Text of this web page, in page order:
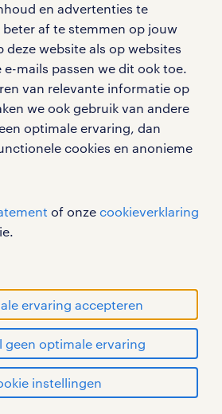
en advertenties te
af te stemmen op jouw
deze website als op websites
mails passen we dit ook toe.
van relevante informatie op
we ook gebruik van andere
optimale ervaring, dan
cookies en anonieme
of onze cookieverklaring
ervaring accepteren
geen optimale ervaring
instellingen
content omtrent
en inspiratie.
FORWARD en SHAPING THE
zijn geregistreerde
Randstad N.V.